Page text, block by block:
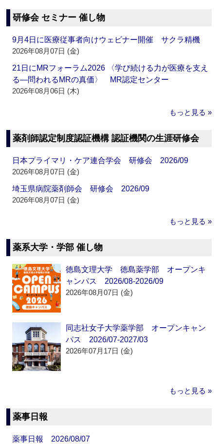
研修会 セミナー 催し物
9月4日に医療従事者向けウェビナー開催 サクラ精機
2026年08月07日 (金)
21日にMRフォーラム2026 〈学び続ける力が医療を支え
る―問われるMRの真価〉 MR認定センター
2026年08月06日 (木)
もっと見る »
薬剤師認定制度認証機構 認証機関の生涯研修会
日本プライマリ・ケア連合学会 研修会 2026/09
2026年08月07日 (金)
埼玉県病院薬剤師会 研修会 2026/09
2026年08月07日 (金)
もっと見る »
薬系大学・学部 催し物
徳島文理大学 徳島薬学部 オープンキ
ャンパス 2026/08-2026/09
2026年08月07日 (金)
同志社女子大学薬学部 オープンキャン
パス 2026/07-2027/03
2026年07月17日 (金)
もっと見る »
薬事日報
薬事日報 2026/08/07